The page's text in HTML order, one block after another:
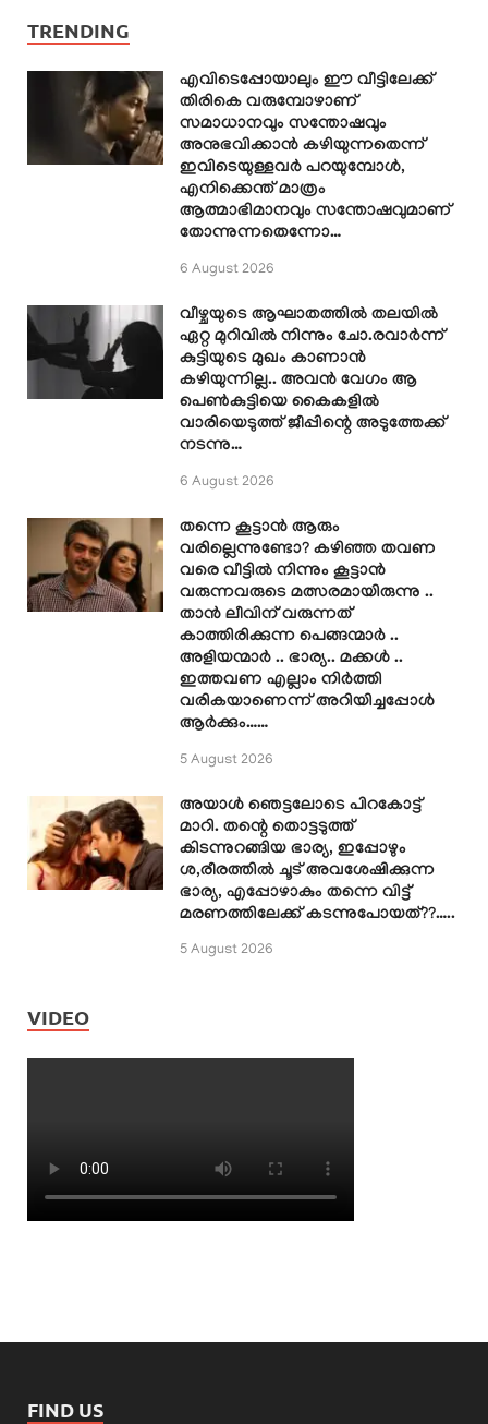
TRENDING
എവിടെപ്പോയാലും ഈ വീട്ടിലേക്ക്
തിരികെ വരുമ്പോഴാണ്
സമാധാനവും സന്തോഷവും
അനുഭവിക്കാൻ കഴിയുന്നതെന്ന്
ഇവിടെയുള്ളവർ പറയുമ്പോൾ,
എനിക്കെന്ത് മാത്രം
ആത്മാഭിമാനവും സന്തോഷവുമാണ്
തോന്നുന്നതെന്നോ…
6 August 2026
വീഴ്ചയുടെ ആഘാതത്തിൽ തലയിൽ
ഏറ്റ മുറിവിൽ നിന്നും ചോ.രവാർന്ന്
കുട്ടിയുടെ മുഖം കാണാൻ
കഴിയുന്നില്ല.. അവൻ വേഗം ആ
പെൺകുട്ടിയെ കൈകളിൽ
വാരിയെടുത്ത് ജീപ്പിന്റെ അടുത്തേക്ക്
നടന്നു…
6 August 2026
തന്നെ കൂട്ടാൻ ആരും
വരില്ലെന്നുണ്ടോ? കഴിഞ്ഞ തവണ
വരെ വീട്ടിൽ നിന്നും കൂട്ടാൻ
വരുന്നവരുടെ മത്സരമായിരുന്നു ..
താൻ ലീവിന് വരുന്നത്
കാത്തിരിക്കുന്ന പെങ്ങന്മാർ ..
അളിയന്മാർ .. ഭാര്യ.. മക്കൾ ..
ഇത്തവണ എല്ലാം നിർത്തി
വരികയാണെന്ന് അറിയിച്ചപ്പോൾ
ആർക്കും……
5 August 2026
അയാൾ ഞെട്ടലോടെ പിറകോട്ട്
മാറി. തന്റെ തൊട്ടടുത്ത്
കിടന്നുറങ്ങിയ ഭാര്യ, ഇപ്പോഴും
ശ,രീരത്തിൽ ചൂട് അവശേഷിക്കുന്ന
ഭാര്യ, എപ്പോഴാകും തന്നെ വിട്ട്
മരണത്തിലേക്ക് കടന്നുപോയത്??…..
5 August 2026
VIDEO
FIND US